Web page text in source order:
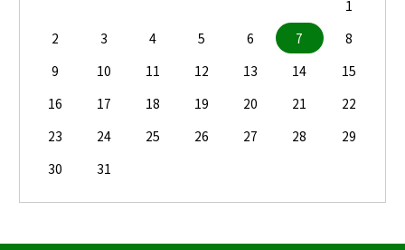
1
2
3 4 5 6 7
8
9
10 11 12 13 14
15
16
17 18 19 20 21
22
23
24 25 26 27 28
29
30
31